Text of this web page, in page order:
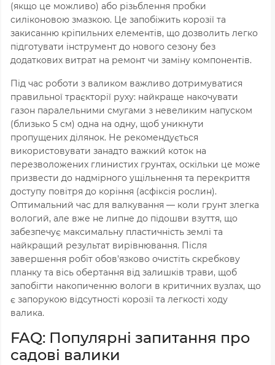
(якщо це можливо) або різьблення пробки
силіконовою змазкою. Це запобіжить корозії та
закисанню кріпильних елементів, що дозволить легко
підготувати інструмент до нового сезону без
додаткових витрат на ремонт чи заміну компонентів.
Під час роботи з валиком важливо дотримуватися
правильної траєкторії руху: найкраще накочувати
газон паралельними смугами з невеликим напуском
(близько 5 см) одна на одну, щоб уникнути
пропущених ділянок. Не рекомендується
використовувати занадто важкий коток на
перезволожених глинистих грунтах, оскільки це може
призвести до надмірного ущільнення та перекриття
доступу повітря до коріння (асфіксія рослин).
Оптимальний час для валкування — коли грунт злегка
вологий, але вже не липне до підошви взуття, що
забезпечує максимальну пластичність землі та
найкращий результат вирівнювання. Після
завершення робіт обов'язково очистіть скребкову
планку та вісь обертання від залишків трави, щоб
запобігти накопиченню вологи в критичних вузлах, що
є запорукою відсутності корозії та легкості ходу
валика.
FAQ: Популярні запитання про
садові валики